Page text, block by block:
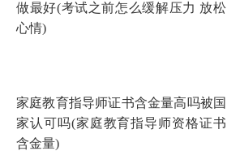
做最好(考试之前怎么缓解压力 放松
心情)
家庭教育指导师证书含金量高吗被国
家认可吗(家庭教育指导师资格证书
含金量)